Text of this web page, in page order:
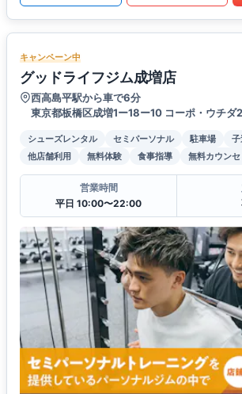
キャンペーン中
グッドライフジム成増店
西高島平駅から車で6分
東京都板橋区成増1ー18ー10 コーポ・ウチダ
シューズレンタル セミパーソナル 駐車場
他店舗利用
無料体験 食事指導 無料カウン
営業時間
平日 10:00〜22:00